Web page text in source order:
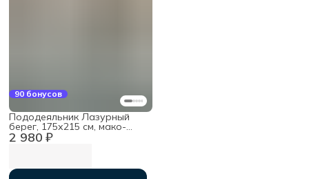
90 бонусов
2 980 ₽
Пододеяльник Лазурный
берег, 175х215 см, мако-
сатин